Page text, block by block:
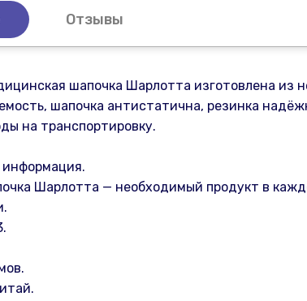
Отзывы
шапочка Шарлотта изготовлена из
шапочка антистатична, резинка
на транспортировку.
Шарлотта — необходимый продукт в